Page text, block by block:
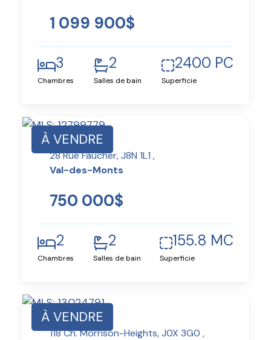
1 099 900$
3
Chambres
2
Salles de bain
2400 PC
Superficie
À VENDRE
28 Rue Faucher, J8N 1L1 ,
Val-des-Monts
750 000$
2
Chambres
2
Salles de bain
155.8 MC
Superficie
À VENDRE
118 Ch. Morrison-Heights, J0X 3G0 ,